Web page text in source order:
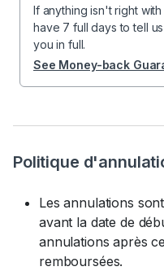
Politique
Les annulations
avant la date de
annulations après
remboursées.
If anything isn't right
have 7 full days to tell
you in full.
See Money-back